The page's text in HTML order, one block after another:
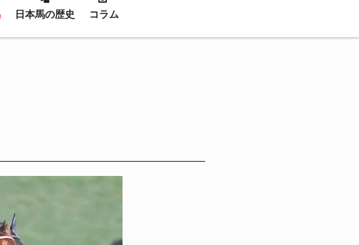
日本馬の歴史 コラム